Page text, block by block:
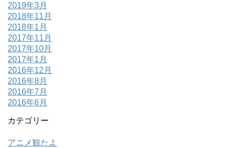
2019年3月
2018年11月
2018年1月
2017年11月
2017年10月
2017年1月
2016年12月
2016年8月
2016年7月
2016年6月
カテゴリー
アニメ観たよ